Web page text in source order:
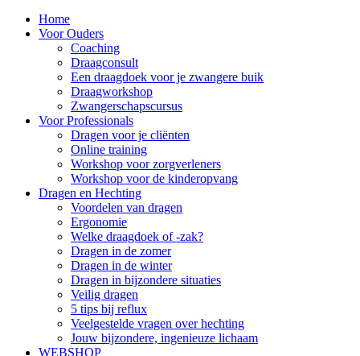
Home
Voor Ouders
Coaching
Draagconsult
Een draagdoek voor je zwangere buik
Draagworkshop
Zwangerschapscursus
Voor Professionals
Dragen voor je cliënten
Online training
Workshop voor zorgverleners
Workshop voor de kinderopvang
Dragen en Hechting
Voordelen van dragen
Ergonomie
Welke draagdoek of -zak?
Dragen in de zomer
Dragen in de winter
Dragen in bijzondere situaties
Veilig dragen
5 tips bij reflux
Veelgestelde vragen over hechting
Jouw bijzondere, ingenieuze lichaam
WEBSHOP